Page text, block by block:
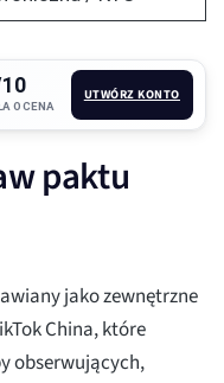
OCENA
UTWÓRZ KONTO
paktu
jako zewnętrzne
China, które
obserwujących,